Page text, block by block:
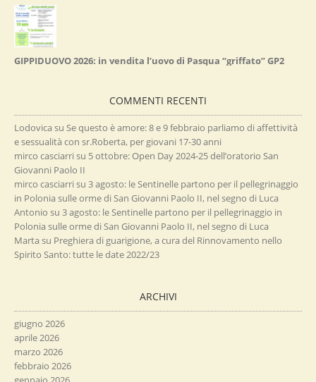
GIPPIDUOVO 2026: in vendita l’uovo di Pasqua “griffato” GP2
COMMENTI RECENTI
Lodovica su Se questo è amore: 8 e 9 febbraio parliamo di affettività
e sessualità con sr.Roberta, per giovani 17-30 anni
mirco casciarri su 5 ottobre: Open Day 2024-25 dell’oratorio San
Giovanni Paolo II
mirco casciarri su 3 agosto: le Sentinelle partono per il pellegrinaggio
in Polonia sulle orme di San Giovanni Paolo II, nel segno di Luca
Antonio su 3 agosto: le Sentinelle partono per il pellegrinaggio in
Polonia sulle orme di San Giovanni Paolo II, nel segno di Luca
Marta su Preghiera di guarigione, a cura del Rinnovamento nello
Spirito Santo: tutte le date 2022/23
ARCHIVI
giugno 2026
aprile 2026
marzo 2026
febbraio 2026